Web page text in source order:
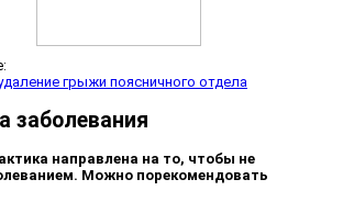
грыжи поясничного отдела
заболевания
направлена на то, чтобы не
Можно порекомендовать